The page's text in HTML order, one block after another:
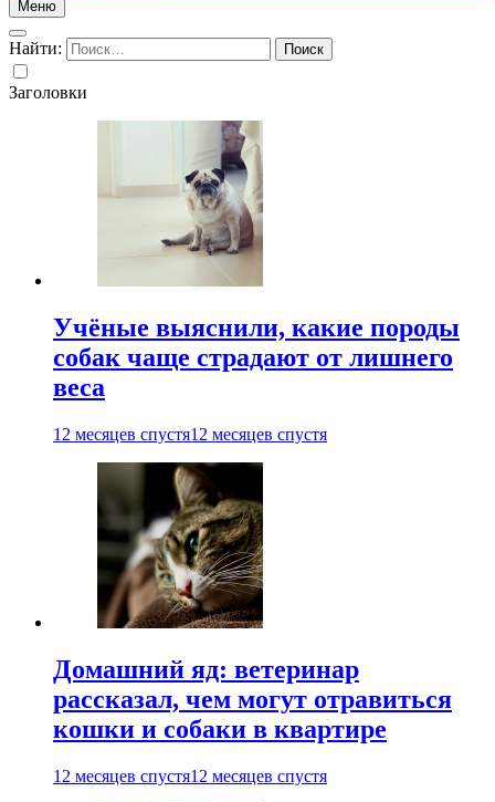
Меню
Найти:
Заголовки
Учёные выяснили, какие породы
собак чаще страдают от лишнего
веса
12 месяцев спустя12 месяцев спустя
Домашний яд: ветеринар
рассказал, чем могут отравиться
кошки и собаки в квартире
12 месяцев спустя12 месяцев спустя